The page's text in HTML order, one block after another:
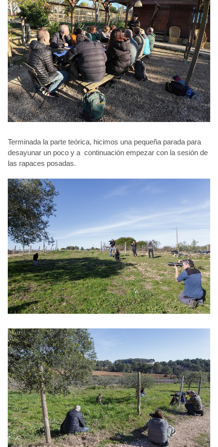
Terminada la parte teórica, hicimos una pequeña parada para
desayunar un poco y a continuación empezar con la sesión de
las rapaces posadas.